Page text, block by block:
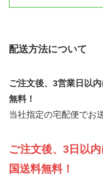
配送方法について
ご注文後、3営業日以
無料！
当社指定の宅配便でお
ご注文後、3日以
国送料無料！